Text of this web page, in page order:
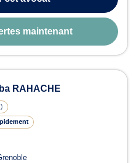
maintenant
RAHACHE
)